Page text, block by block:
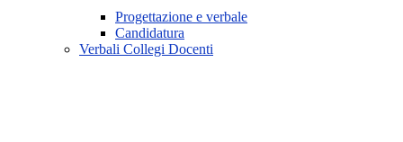
Progettazione e verbale
Candidatura
Verbali Collegi Docenti